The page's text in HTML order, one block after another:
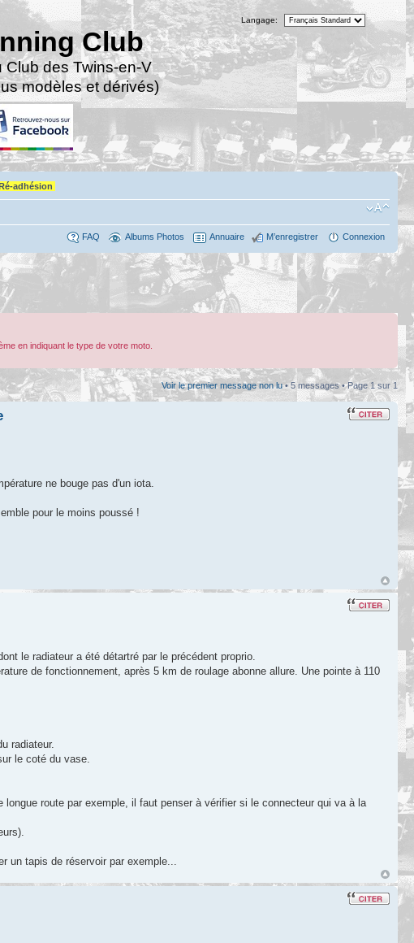
Club
Club des Twins-en-V
modèles et dérivés)
Langage:
adhésion
FAQ Albums Photos Annuaire M’enregistrer Connexion
en indiquant le type de votre moto.
Voir le premier message non lu• 5 messages • Page1sur 1
ne bouge pas d'un iota.
pour le moins poussé !
le radiateur a été détartré par le précédent proprio.
de fonctionnement, après 5 km de roulage abonne allure. Une pointe à 110
radiateur.
le coté du vase.
route par exemple, il faut penser à vérifier si le connecteur qui va à la
un tapis de réservoir par exemple...